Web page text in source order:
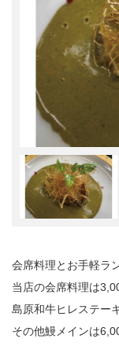
会席料理とお手軽ラ
当店の会席料理は
島原和牛ヒレステー
その他鰻メインは